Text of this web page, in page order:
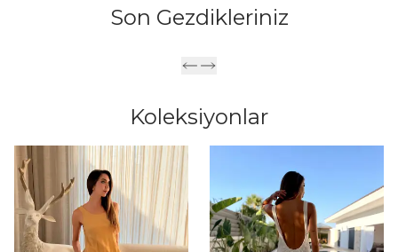
Son Gezdikleriniz
Koleksiyonlar